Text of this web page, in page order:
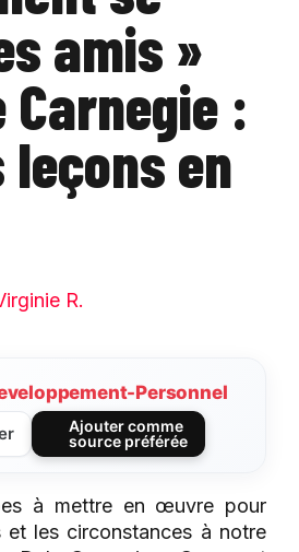
amis »
Carnegie :
en
R.
Personnel
Ajouter comme
source préférée
à mettre en œuvre pour
et les circonstances à notre